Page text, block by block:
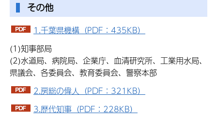
その他
1.千葉県機構（PDF：435KB）
(1)知事部局
(2)水道局、病院局、企業庁、血清研究所、工業用水局、
県議会、各委員会、教育委員会、警察本部
2.房総の偉人（PDF：321KB）
3.歴代知事（PDF：228KB）